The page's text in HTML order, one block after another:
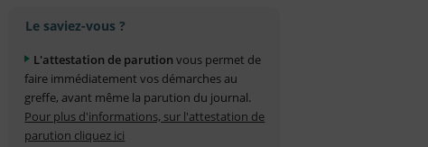
Le saviez-vous ?
L'attestation de parution vous permet de
faire immédiatement vos démarches au
greffe, avant même la parution du journal.
Pour plus d'informations, sur l'attestation de
parution cliquez ici